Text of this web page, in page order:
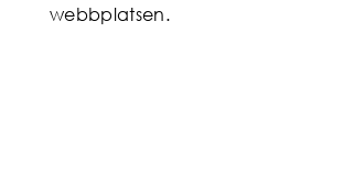
webbplatsen.